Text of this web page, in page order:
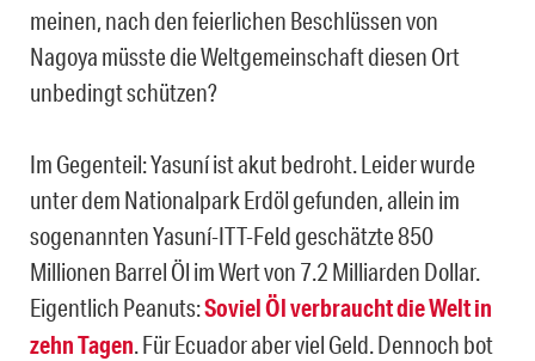
meinen, nach den feierlichen Beschlüssen von
Nagoya müsste die Weltgemeinschaft diesen Ort
unbedingt schützen?
Im Gegenteil: Yasuní ist akut bedroht. Leider wurde
unter dem Nationalpark Erdöl gefunden, allein im
sogenannten Yasuní-ITT-Feld geschätzte 850
Millionen Barrel Öl im Wert von 7.2 Milliarden Dollar.
Eigentlich Peanuts:Soviel Öl verbraucht die Welt in
zehn Tagen. Für Ecuador aber viel Geld. Dennoch bot